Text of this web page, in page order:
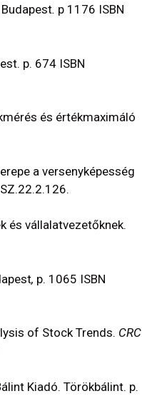
. p 1176 ISBN
p. 674 ISBN
és értékmaximáló
a versenyképesség
és vállalatvezetőknek.
, p. 1065 ISBN
of Stock Trends. CRC
Kiadó. Törökbálint. p.